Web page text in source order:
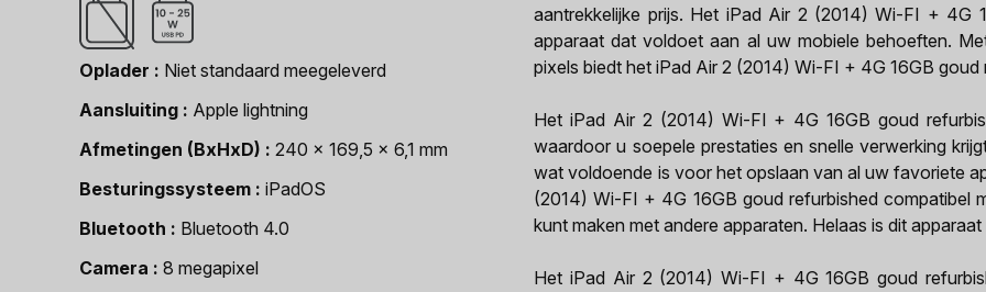
Oplader
Niet standaard meegeleverd
Aansluiting
Apple lightning
Afmetingen (BxHxD)
240 x 169,5 x 6,1 mm
Besturingssysteem
iPadOS
Bluetooth
Bluetooth 4.0
Camera
8 megapixel
aantrekkelijke prijs. Het iPad Air 2 (2014) Wi-FI + 4G
apparaat dat voldoet aan al uw mobiele behoeften.
pixels biedt het iPad Air 2 (2014) Wi-FI + 4G 16GB
Het iPad Air 2 (2014) Wi-FI + 4G 16GB goud
waardoor u soepele prestaties en snelle verwerking
wat voldoende is voor het opslaan van al uw favoriete
(2014) Wi-FI + 4G 16GB goud refurbished compatibel
kunt maken met andere apparaten. Helaas is dit
Het iPad Air 2 (2014) Wi-FI + 4G 16GB goud